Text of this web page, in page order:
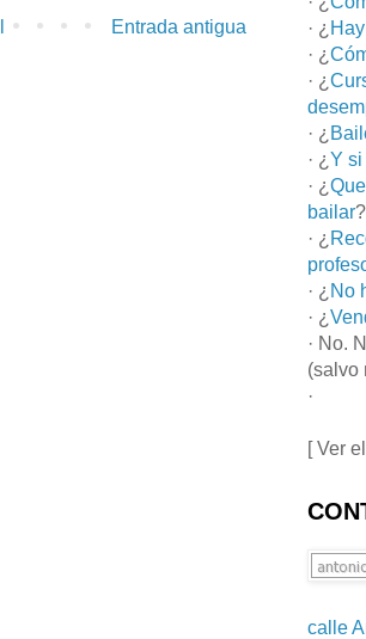
Entrada antigua
· ¿
· ¿
· ¿
· ¿
· ¿ Y si
· ¿
bailar?
· ¿
· ¿ No
· ¿
· No.
(salvo
·
[ Ver
calle